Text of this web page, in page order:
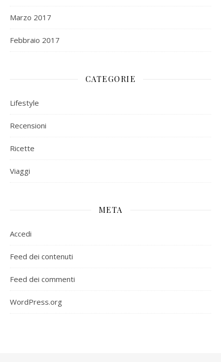
Marzo 2017
Febbraio 2017
CATEGORIE
Lifestyle
Recensioni
Ricette
Viaggi
META
Accedi
Feed dei contenuti
Feed dei commenti
WordPress.org